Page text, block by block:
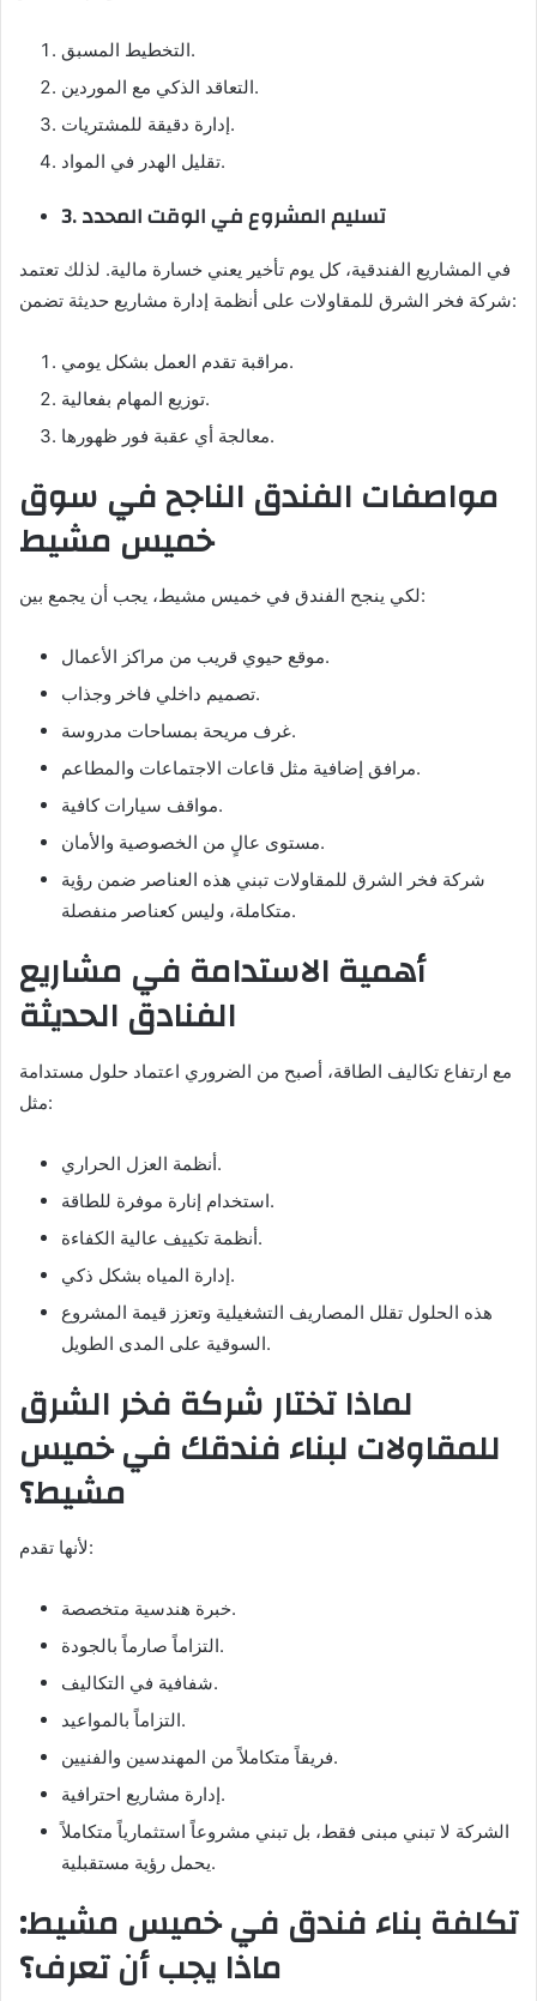
التخطيط المسبق.
التعاقد الذكي مع الموردين.
إدارة دقيقة للمشتريات.
تقليل الهدر في المواد.
3. تسليم المشروع في الوقت المحدد
في المشاريع الفندقية، كل يوم تأخير يعني خسارة مالية. لذلك تعتمد
شركة فخر الشرق للمقاولات على أنظمة إدارة مشاريع حديثة تضمن:
مراقبة تقدم العمل بشكل يومي.
توزيع المهام بفعالية.
معالجة أي عقبة فور ظهورها.
مواصفات الفندق الناجح في سوق
خميس مشيط
لكي ينجح الفندق في خميس مشيط، يجب أن يجمع بين:
موقع حيوي قريب من مراكز الأعمال.
تصميم داخلي فاخر وجذاب.
غرف مريحة بمساحات مدروسة.
مرافق إضافية مثل قاعات الاجتماعات والمطاعم.
مواقف سيارات كافية.
مستوى عالٍ من الخصوصية والأمان.
شركة فخر الشرق للمقاولات تبني هذه العناصر ضمن رؤية
متكاملة، وليس كعناصر منفصلة.
أهمية الاستدامة في مشاريع
الفنادق الحديثة
مع ارتفاع تكاليف الطاقة، أصبح من الضروري اعتماد حلول مستدامة
مثل:
أنظمة العزل الحراري.
استخدام إنارة موفرة للطاقة.
أنظمة تكييف عالية الكفاءة.
إدارة المياه بشكل ذكي.
هذه الحلول تقلل المصاريف التشغيلية وتعزز قيمة المشروع
السوقية على المدى الطويل.
لماذا تختار شركة فخر الشرق
للمقاولات لبناء فندقك في خميس
مشيط؟
لأنها تقدم:
خبرة هندسية متخصصة.
التزاماً صارماً بالجودة.
شفافية في التكاليف.
التزاماً بالمواعيد.
فريقاً متكاملاً من المهندسين والفنيين.
إدارة مشاريع احترافية.
الشركة لا تبني مبنى فقط، بل تبني مشروعاً استثمارياً متكاملاً
يحمل رؤية مستقبلية.
تكلفة بناء فندق في خميس مشيط:
ماذا يجب أن تعرف؟